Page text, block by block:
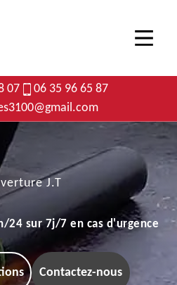
07
06 35 96 65 87
J.T
24 sur 7j/7 en cas d'urgence
Contactez-nous